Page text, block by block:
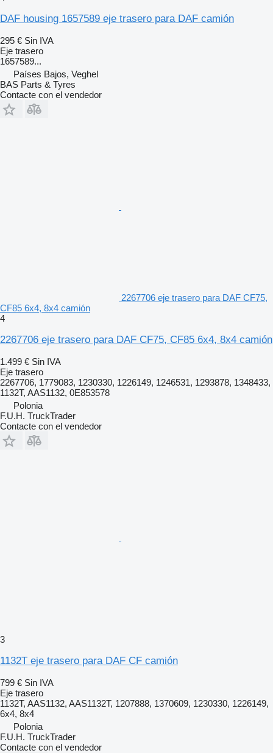
DAF housing 1657589 eje trasero para DAF camión
295 € Sin IVA
Eje trasero
1657589...
Países Bajos, Veghel
BAS Parts & Tyres
Contacte con el vendedor
2267706 eje trasero para DAF CF75,
CF85 6x4, 8x4 camión
4
2267706 eje trasero para DAF CF75, CF85 6x4, 8x4 camión
1.499 € Sin IVA
Eje trasero
2267706, 1779083, 1230330, 1226149, 1246531, 1293878, 1348433,
1132T, AAS1132, 0E853578
Polonia
F.U.H. TruckTrader
Contacte con el vendedor
3
1132T eje trasero para DAF CF camión
799 € Sin IVA
Eje trasero
1132T, AAS1132, AAS1132T, 1207888, 1370609, 1230330, 1226149,
6x4, 8x4
Polonia
F.U.H. TruckTrader
Contacte con el vendedor